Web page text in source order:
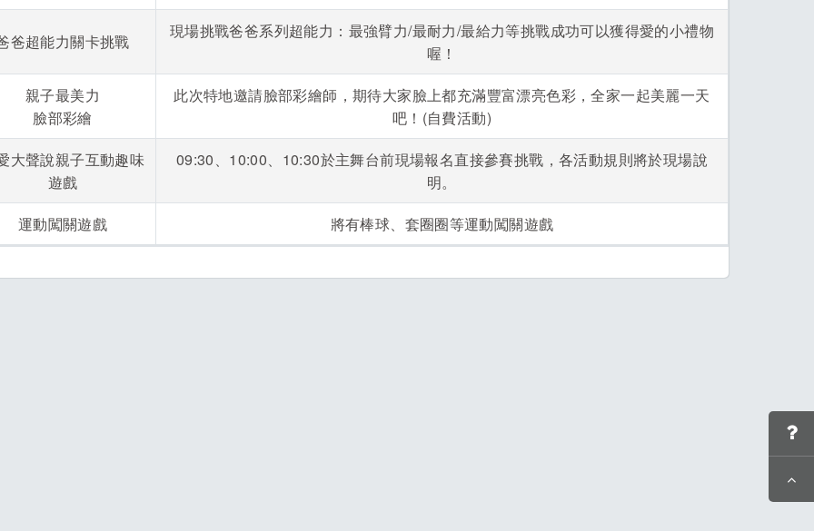
爸超能力關卡挑戰
現場挑戰爸爸系列超能力：最強臂力/最耐力/最給力等挑戰成功可以獲得愛的小禮物
喔！
親子最美力
臉部彩繪
此次特地邀請臉部彩繪師，期待大家臉上都充滿豐富漂亮色彩，全家一起美麗一天
吧！(自費活動)
大聲說親子互動趣味
遊戲
09:30、10:00、10:30於主舞台前現場報名直接參賽挑戰，各活動規則將於現場說
明。
運動闖關遊戲
將有棒球、套圈圈等運動闖關遊戲